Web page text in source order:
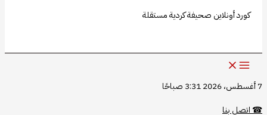
كورد أونلاين صحيفة كردية مستقلة
7 أغسطس، 2026 3:31 صباحًا
☎اتصل بنا